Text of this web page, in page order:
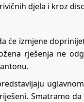
djela i kroz
će izmjene
rješenja ne
Smatramo